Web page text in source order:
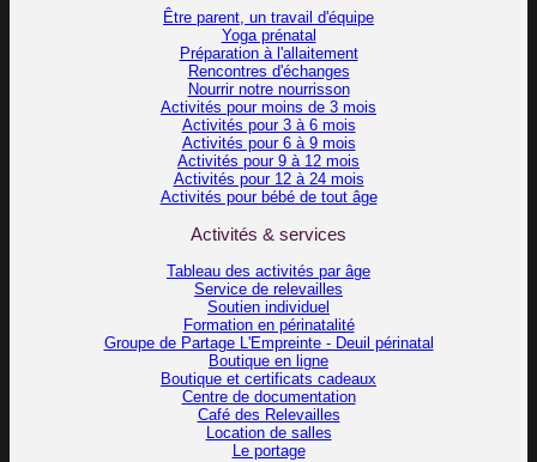
Être parent, un travail d'équipe
Yoga prénatal
Préparation à l'allaitement
Rencontres d'échanges
Nourrir notre nourrisson
Activités pour moins de 3 mois
Activités pour 3 à 6 mois
Activités pour 6 à 9 mois
Activités pour 9 à 12 mois
Activités pour 12 à 24 mois
Activités pour bébé de tout âge
Activités & services
Tableau des activités par âge
Service de relevailles
Soutien individuel
Formation en périnatalité
Groupe de Partage L'Empreinte - Deuil périnatal
Boutique en ligne
Boutique et certificats cadeaux
Centre de documentation
Café des Relevailles
Location de salles
Le portage